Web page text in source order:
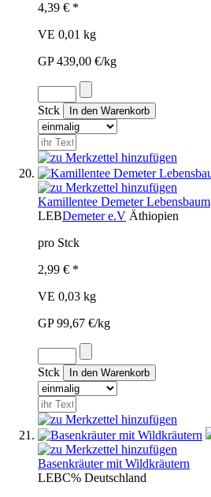
4,39 € *
VE 0,01 kg
GP 439,00 €/kg
Stck
Kamillentee Demeter Lebensbaum
LEBDemeter e.V Äthiopien
pro Stck
2,99 € *
VE 0,03 kg
GP 99,67 €/kg
Stck
Basenkräuter mit Wildkräutern
LEBC% Deutschland